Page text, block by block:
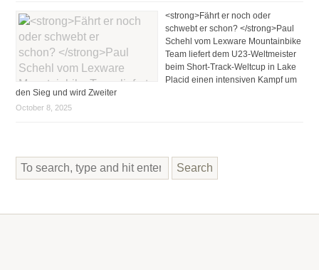
<strong>Fährt er noch oder
schwebt er schon? </strong>Paul
Schehl vom Lexware Mountainbike
Team liefert dem U23-Weltmeister
beim Short-Track-Weltcup in Lake
Placid einen intensiven Kampf um
den Sieg und wird Zweiter
October 8, 2025
Search